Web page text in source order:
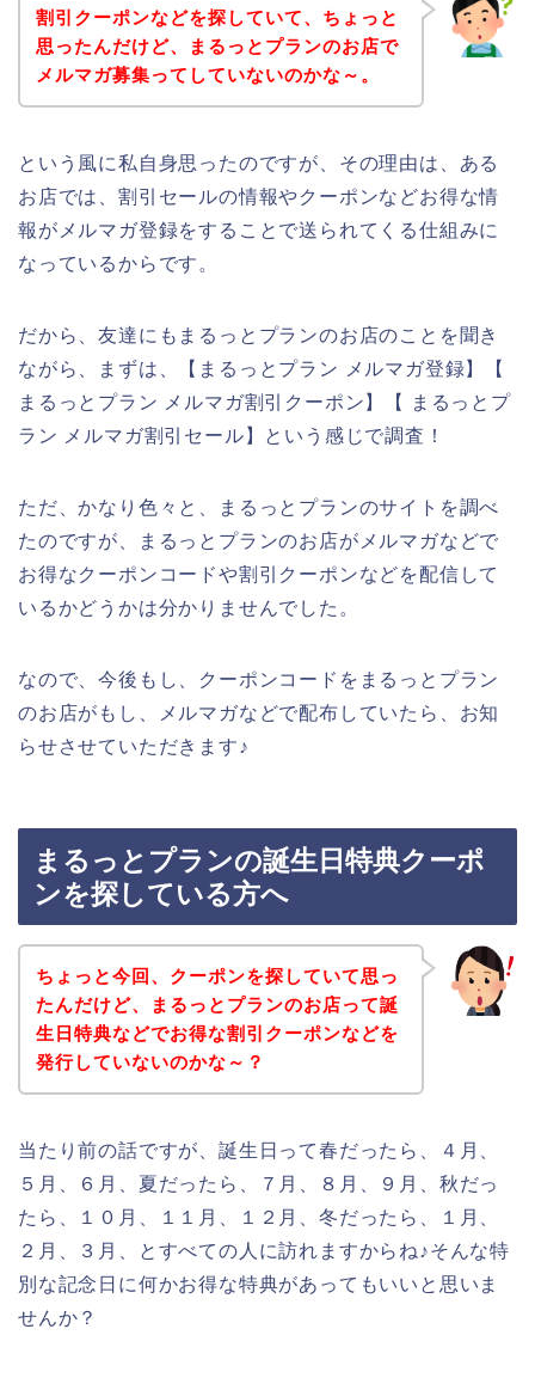
割引クーポンなどを探していて、ちょっと
思ったんだけど、まるっとプランのお店で
メルマガ募集ってしていないのかな～。
という風に私自身思ったのですが、その理由は、ある
お店では、割引セールの情報やクーポンなどお得な情
報がメルマガ登録をすることで送られてくる仕組みに
なっているからです。
だから、友達にもまるっとプランのお店のことを聞き
ながら、まずは、【まるっとプラン メルマガ登録】【
まるっとプラン メルマガ割引クーポン】【 まるっとプ
ラン メルマガ割引セール】という感じで調査！
ただ、かなり色々と、まるっとプランのサイトを調べ
たのですが、まるっとプランのお店がメルマガなどで
お得なクーポンコードや割引クーポンなどを配信して
いるかどうかは分かりませんでした。
なので、今後もし、クーポンコードをまるっとプラン
のお店がもし、メルマガなどで配布していたら、お知
らせさせていただきます♪
まるっとプランの誕生日特典クーポ
ンを探している方へ
ちょっと今回、クーポンを探していて思っ
たんだけど、まるっとプランのお店って誕
生日特典などでお得な割引クーポンなどを
発行していないのかな～？
当たり前の話ですが、誕生日って春だったら、４月、
５月、６月、夏だったら、７月、８月、９月、秋だっ
たら、１０月、１１月、１２月、冬だったら、１月、
２月、３月、とすべての人に訪れますからね♪そんな特
別な記念日に何かお得な特典があってもいいと思いま
せんか？